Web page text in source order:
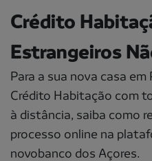
Crédito
Estrangeiros
Para a sua nova casa
Crédito Habitação com
à distância, saiba como
processo online na
novobanco dos Açores.